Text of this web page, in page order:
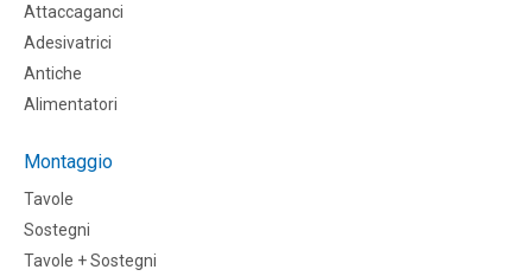
Attaccaganci
Adesivatrici
Antiche
Alimentatori
Montaggio
Tavole
Sostegni
Tavole + Sostegni